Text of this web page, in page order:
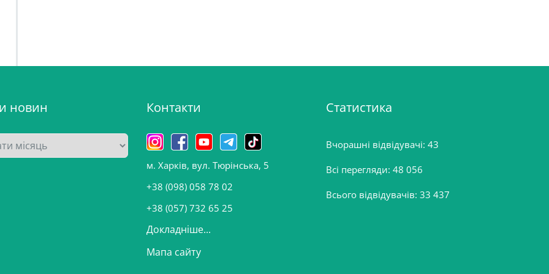
новин Контакти
м. Харків, вул. Тюрінська, 5
+38 (098) 058 78 02
+38 (057) 732 65 25
Докладніше...
Мапа сайту
Статистика
Вчорашні відвідувачі: 43
Всі перегляди: 48 056
Всього відвідувачів: 33 437